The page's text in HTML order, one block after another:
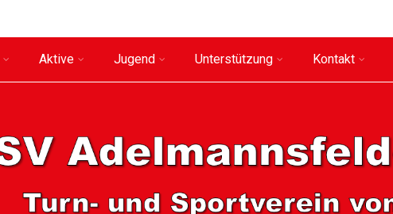
Aktive Jugend Unterstützung Kontakt